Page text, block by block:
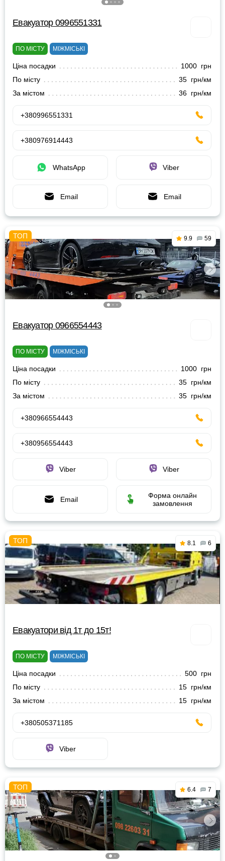
Евакуатор 0996551331
ПО МІСТУ МІЖМІСЬКІ
Ціна посадки
1000 грн
По місту
35 грн/км
За містом
36 грн/км
+380996551331
+380976914443
WhatsApp Viber
Email Email
9.9 59
Евакуатор 0966554443
ПО МІСТУ МІЖМІСЬКІ
Ціна посадки
1000 грн
По місту
35 грн/км
За містом
35 грн/км
+380966554443
+380956554443
Viber Viber
Email
Форма онлайн
замовлення
8.1 6
Евакуатори від 1т до 15т!
ПО МІСТУ МІЖМІСЬКІ
Ціна посадки
500 грн
По місту
15 грн/км
За містом
15 грн/км
+380505371185
Viber
6.4 7